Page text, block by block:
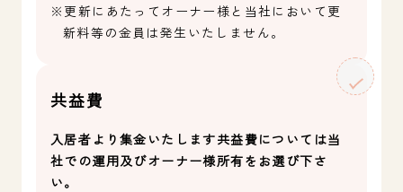
※更新にあたってオーナー様と当社において更
新料等の金員は発生いたしません。
共益費
入居者より集金いたします共益費については当
社での運用及びオーナー様所有をお選び下さ
い。